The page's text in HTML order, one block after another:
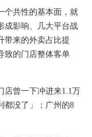
个共性的基本面，就
影响、几大平台战
带来的外卖占比提
致的门店整体客单
店曾一下冲进来1.1万
都没了」；广州的8